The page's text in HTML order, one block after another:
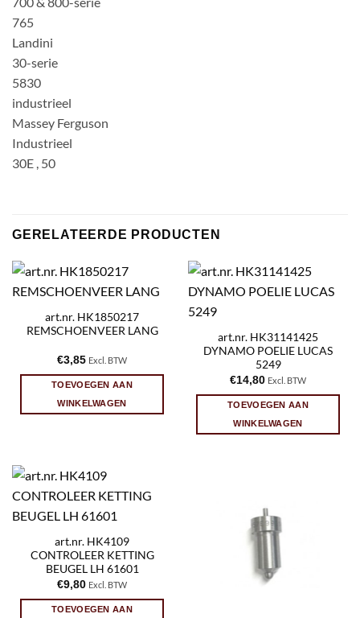
765
Landini
30-serie
5830
industrieel
Massey Ferguson
Industrieel
30E , 50
GERELATEERDE PRODUCTEN
art.nr. HK1850217
REMSCHOENVEER LANG
€3,85 Excl. BTW
TOEVOEGEN AAN
WINKELWAGEN
art.nr. HK31141425
DYNAMO POELIE LUCAS
5249
€14,80 Excl. BTW
TOEVOEGEN AAN
WINKELWAGEN
art.nr. HK4109
CONTROLEER KETTING
BEUGEL LH 61601
€9,80 Excl. BTW
TOEVOEGEN AAN